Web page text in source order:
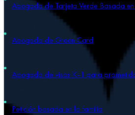
Abogado de Tarjeta Verde Basada
Abogado de Green Card
Abogado de visas K-1 para
Petición basada en la familia